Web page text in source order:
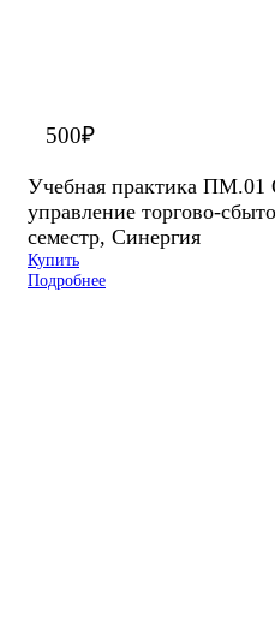
500₽
Учебная практика ПМ.01
управление торгово-
семестр, Синергия
Купить
Подробнее